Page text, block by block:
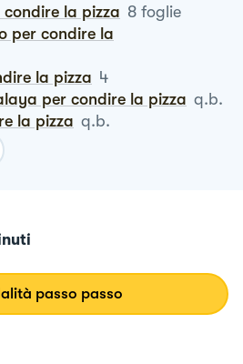
condire la pizza 8 foglie
la pizza 4
per condire la pizza q.b.
la pizza q.b.
passo passo